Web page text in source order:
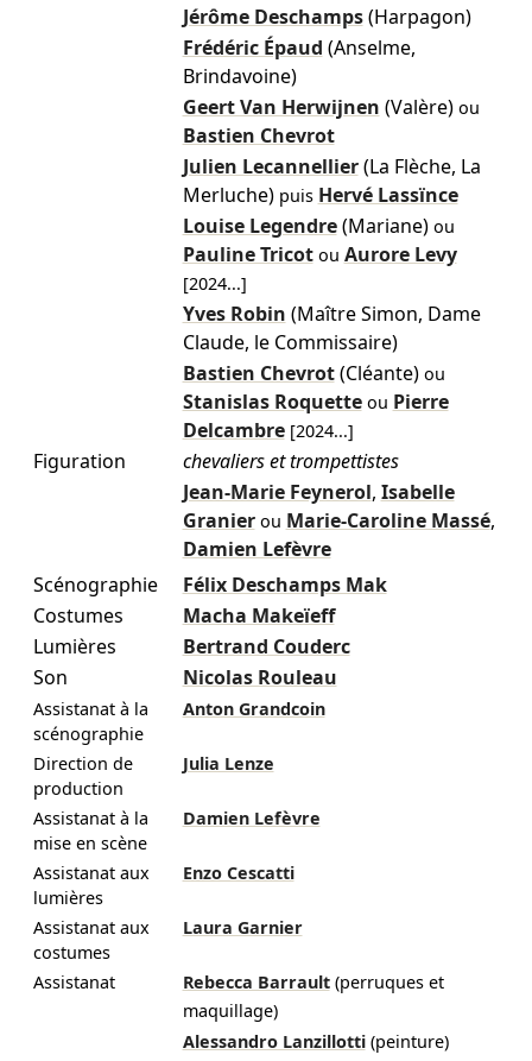
Jérôme Deschamps (Harpagon)
Frédéric Épaud (Anselme,
Brindavoine)
Geert Van Herwijnen (Valère) ou
Bastien Chevrot
Julien Lecannellier (La Flèche, La
Merluche) puis Hervé Lassïnce
Louise Legendre (Mariane) ou
Pauline Tricot ou Aurore Levy
[2024...]
Yves Robin (Maître Simon, Dame
Claude, le Commissaire)
Bastien Chevrot (Cléante) ou
Stanislas Roquette ou Pierre
Delcambre [2024...]
Figuration
chevaliers et trompettistes
Jean-Marie Feynerol, Isabelle
Granier ou Marie-Caroline Massé,
Damien Lefèvre
Scénographie
Félix Deschamps Mak
Costumes
Macha Makeïeff
Lumières
Bertrand Couderc
Son
Nicolas Rouleau
Assistanat à la
scénographie
Anton Grandcoin
Direction de
production
Julia Lenze
Assistanat à la
mise en scène
Damien Lefèvre
Assistanat aux
lumières
Enzo Cescatti
Assistanat aux
costumes
Laura Garnier
Assistanat Rebecca Barrault (perruques et
maquillage)
Alessandro Lanzillotti (peinture)